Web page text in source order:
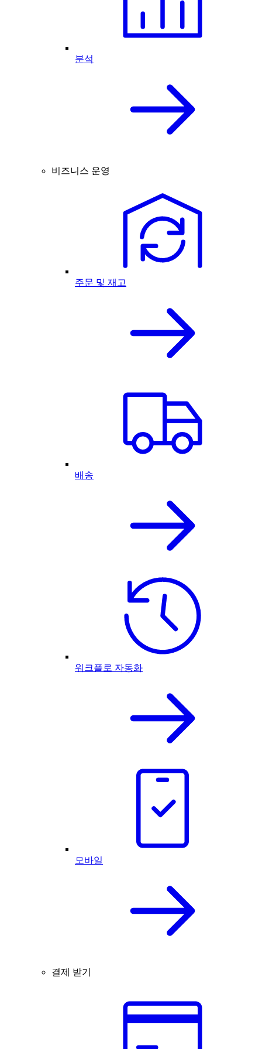
분석
비즈니스 운영
주문 및 재고
배송
워크플로 자동화
모바일
결제 받기